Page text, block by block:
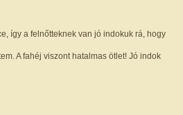
így a felnőtteknek van jó indokuk rá, hogy
A fahéj viszont hatalmas ötlet! Jó indok